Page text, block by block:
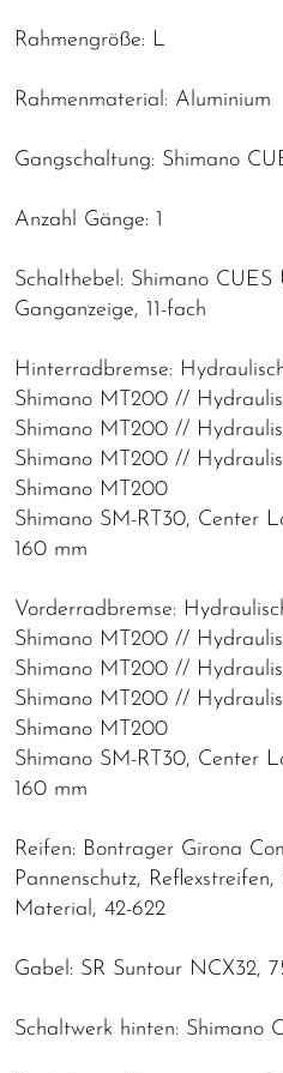
Rahmengröße: L
Rahmenmaterial: Aluminium
Gangschaltung: Shimano
Anzahl Gänge: 1
Schalthebel: Shimano
Ganganzeige, 11-fach
Hinterradbremse:
Shimano MT200 //
Shimano MT200 //
Shimano MT200 //
Shimano MT200
Shimano SM-RT30, Center
160 mm
Vorderradbremse:
Shimano MT200 //
Shimano MT200 //
Shimano MT200 //
Shimano MT200
Shimano SM-RT30, Center
160 mm
Reifen: Bontrager Girona
Pannenschutz,
Material, 42-622
Gabel: SR Suntour NCX32,
Schaltwerk hinten: Shimano